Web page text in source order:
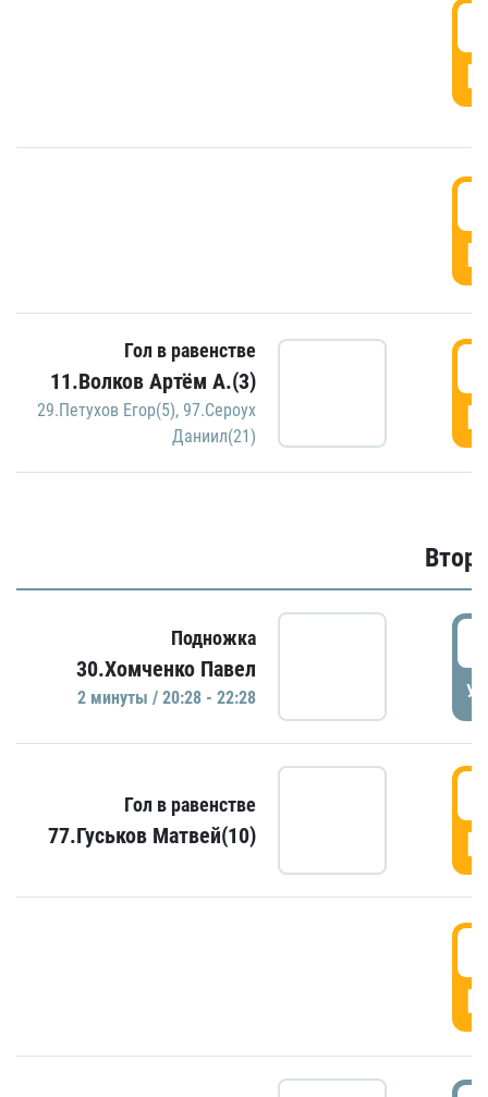
Гол в равенстве
11.Волков Артём А.(3)
29.Петухов Егор(5), 97.Сероух
Даниил(21)
Подножка
30.Хомченко Павел
2 минуты / 20:28 - 22:28
Гол в равенстве
77.Гуськов Матвей(10)